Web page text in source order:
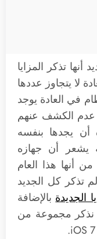
تذكر المزايا
لا يتجاوز عددها
في العادة يوجد
عدم الكشف عنهم
أن يجدها بنفسه
يشعر أن جهازه
أنها هذا العام
لم تذكر كل الجديد
الجديدة بالإضافة
نذكر مجموعة من